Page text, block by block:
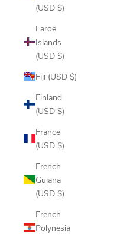
(USD $)
Faroe
Islands
(USD $)
Fiji (USD $)
Finland
(USD $)
France
(USD $)
French
Guiana
(USD $)
French
Polynesia